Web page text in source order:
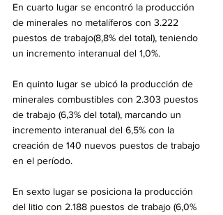
En cuarto lugar se encontró la producción
de minerales no metalíferos con 3.222
puestos de trabajo(8,8% del total), teniendo
un incremento interanual del 1,0%.
En quinto lugar se ubicó la producción de
minerales combustibles con 2.303 puestos
de trabajo (6,3% del total), marcando un
incremento interanual del 6,5% con la
creación de 140 nuevos puestos de trabajo
en el período.
En sexto lugar se posiciona la producción
del litio con 2.188 puestos de trabajo (6,0%